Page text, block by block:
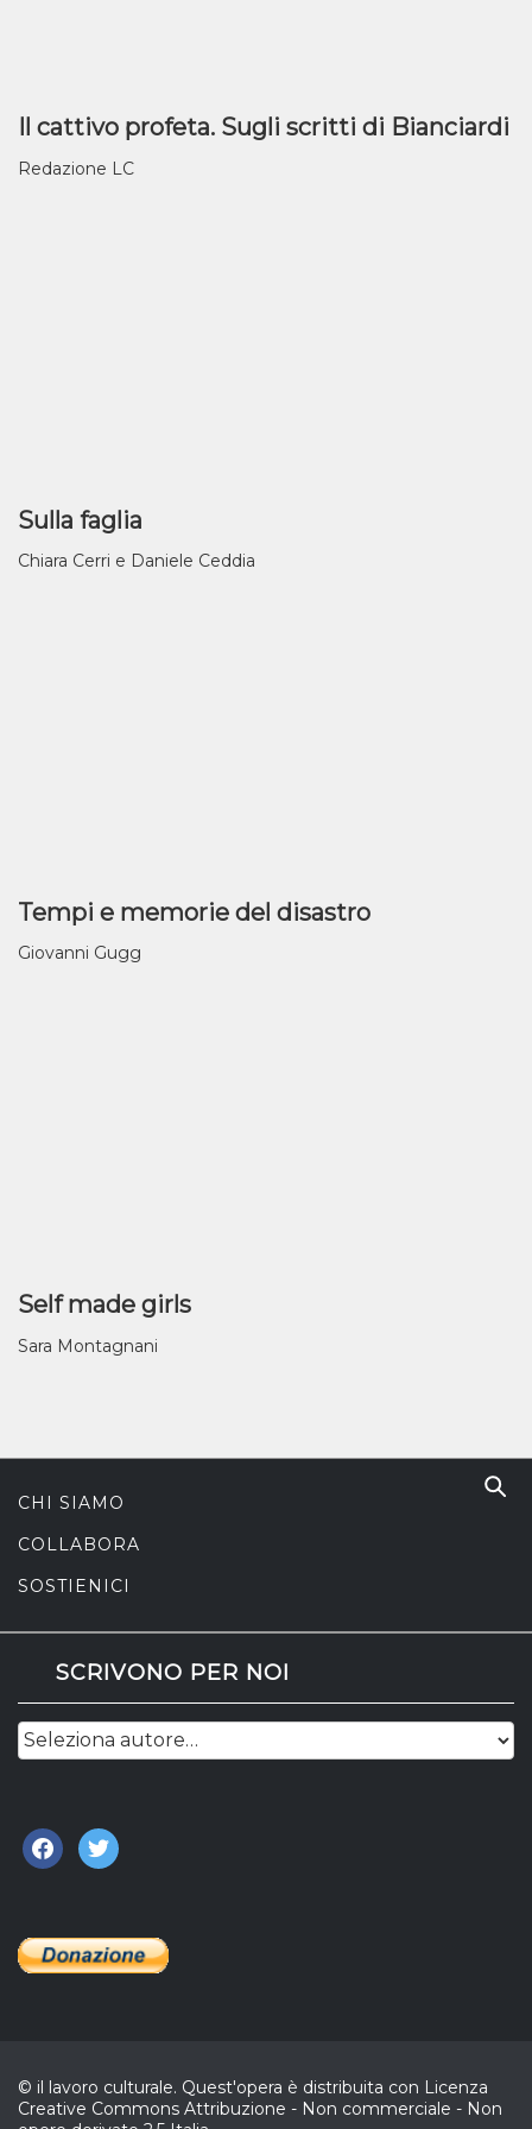
Il cattivo profeta. Sugli scritti di Bianciardi
Redazione LC
Sulla faglia
Chiara Cerri e Daniele Ceddia
Tempi e memorie del disastro
Giovanni Gugg
Self made girls
Sara Montagnani
CHI SIAMO
COLLABORA
SOSTIENICI
SCRIVONO PER NOI
facebook
twitter
© il lavoro culturale. Quest'opera è distribuita con Licenza
Creative Commons Attribuzione - Non commerciale - Non